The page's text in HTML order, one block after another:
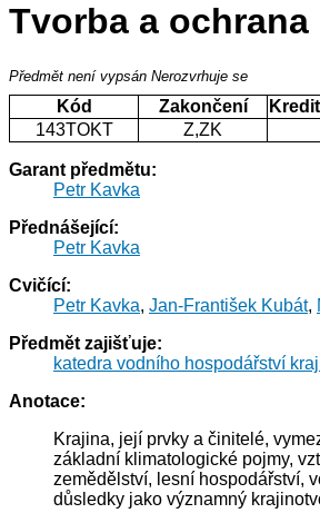
Tvorba a
Předmět není vypsán Nerozvrhuje se
Kód Zakončení
143TOKT
Z,ZK
Garant předmětu:
Petr Kavka
Přednášející:
Petr Kavka
Cvičící:
Petr Kavka, Jan-František Kubát,
Předmět zajišťuje:
katedra vodního hospodářství
Anotace:
Krajina, její prvky a činitelé,
základní klimatologické pojmy,
zemědělství, lesní hospodářství,
důsledky jako významný